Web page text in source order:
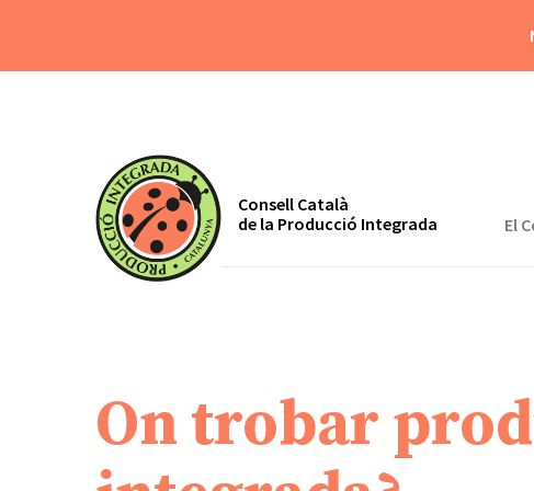
Consell Català
de la Producció Integrada
El
On trobar